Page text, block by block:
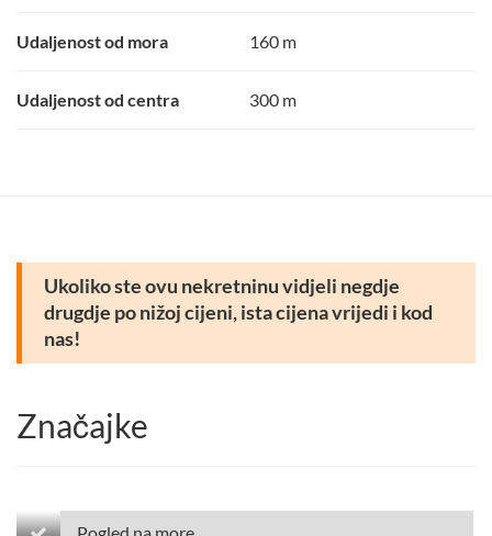
Udaljenost od mora 160 m
Udaljenost od centra 300 m
Ukoliko ste ovu nekretninu vidjeli negdje
drugdje po nižoj cijeni, ista cijena vrijedi i kod
nas!
Značajke